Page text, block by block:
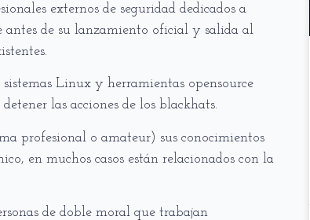
externos de seguridad dedicados a
de su lanzamiento oficial y salida al
sistemas Linux y herramientas opensource
las acciones de los blackhats.
profesional o amateur) sus conocimientos
en muchos casos están relacionados con la
de doble moral que trabajan